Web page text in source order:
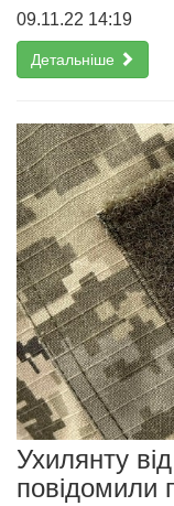
09.11.22 14:19
Детальніше
Ухилянту
повідомили